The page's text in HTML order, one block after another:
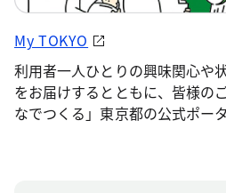
My TOKYO
利用者一人ひとりの興味関心や
をお届けするとともに、皆様の
なでつくる」東京都の公式ポー